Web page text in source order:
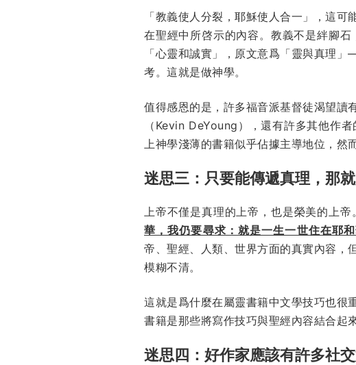
「教義使人分裂，耶穌使人合一」，這
在聖經中所啓示的內容。教義不是絆腳
「心靈和誠實」，原文意爲「靈與真理
考。這就是做神學。
值得感恩的是，許多福音派基督徒渴望讀
（Kevin DeYoung），還有許多其他作
上神學淺薄的書籍似乎佔據主導地位，然
迷思三：只要能傳遞真理，那
上帝不僅是真理的上帝，也是榮美的上帝
華，我仍要尋求：就是一生一世住在耶
帝、聖經、人類、世界方面的真實內容，
模糊不清。
這就是爲什麼在屬靈書籍中文學技巧也很
書籍是那些將寫作技巧與聖經內容結合起
迷思四：好作家應該有許多社